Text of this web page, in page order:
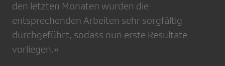
den letzten Monaten wurden die
entsprechenden Arbeiten sehr sorgfältig
durchgeführt, sodass nun erste Resultate
vorliegen.»